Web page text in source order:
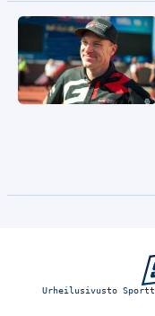
Urheilusivusto